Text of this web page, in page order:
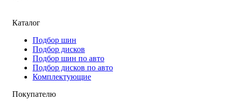
Каталог
Подбор шин
Подбор дисков
Подбор шин по авто
Подбор дисков по авто
Комплектующие
Покупателю